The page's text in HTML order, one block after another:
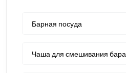
Барная посуда
Чаша для смешивания бара